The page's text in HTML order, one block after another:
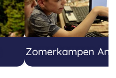
Zomerkampen